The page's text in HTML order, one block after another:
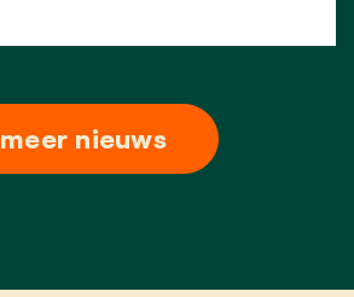
meer nieuws